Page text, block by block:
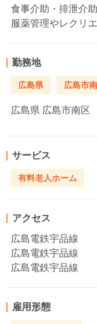
食事介助・排泄介
服薬管理やレクリ
勤務地
広島県 広島市
広島県 広島市南区
サービス
有料老人ホーム
アクセス
広島電鉄宇品線
広島電鉄宇品線
広島電鉄宇品線
雇用形態